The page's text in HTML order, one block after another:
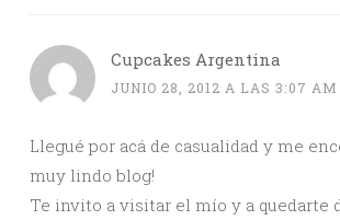
Cupcakes Argentina
JUNIO 28, 2012 A LAS 3:07 AM
Llegué por acá de casualidad y me
muy lindo blog!
Te invito a visitar el mío y a quedarte